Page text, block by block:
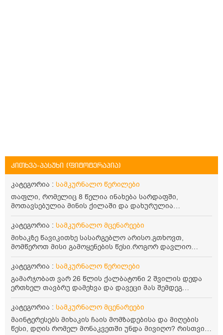
კითხვა-პასუხი (ფიტოტერაპია)
კატეგორია : სამკურნალო წერილები
თაფლი, რომელიც 8 წელია ინახება სარდაფში,
მოთავსებულია მინის ქილაში და დახურულია
პლასტმასის სახურავით. ექნება თუ არა შენარჩუნებული
სასარგებლო თვისებები და შეიძლება თუ არა მისი
მირთმევა? გმადლობთ.
კატეგორია : სამკურნალო მცენარეები
მიხაკზე წავიკითხე სასარგებლო არისო.გთხოვთ,
მომწეროთ მისი გამოყენების წესი.როგორ დავლიო
მიხაკის ჩაი. ასევე მაინტერესებს ლეიკოციტები მაქვს
ოდნავ დაბალი და წავიკითხე ლეიკოციტების დონეს
კატეგორია : სამკურნალო წერილები
გამარჯობათ ვარ 26 წლის ქალბატონი 2 შვილის დედა
ერთხელ თავბრუ დამეხვა და დავეცი მას შემდეგ
დამეწყო შიშები ვეღარ გავდიოდი გარეთ რადგან ისევ
ასე ცუდად არ გავხდარიყავი ყურის ანთება მქონდა
მაშინ როგორც გაირკვა მას შემსეგ გავიდა 1 წელზე
მეტინდა კიდე მეხვევა თავბრუ გარეთ გასვილისას
სახლში კარგად ვარ როცა ახსენებენ გარეთ წაავალა
კატეგორია : სამკურნალო მცენარეები
მაინტერესებს მიხაკის ჩაის მომზადებისა და მიღების
წესი, დღის რომელ მონაკვეთში უნდა მივიღო? რისთვის